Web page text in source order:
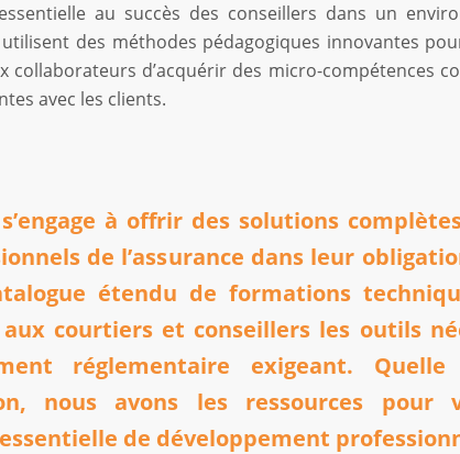
au succès des conseillers dans un
des méthodes pédagogiques innovantes
collaborateurs d’acquérir des micro-compétences
avec les clients.
à offrir des solutions
de l’assurance dans leur
étendu de formations
courtiers et conseillers les outils
réglementaire exigeant.
nous avons les ressources pour
de développement